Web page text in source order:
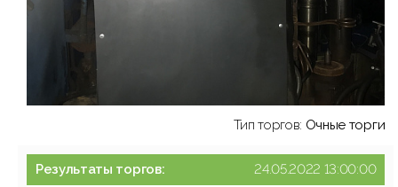
Тип торгов: Очные торги
Результаты торгов: 24.05.2022 13:00:00